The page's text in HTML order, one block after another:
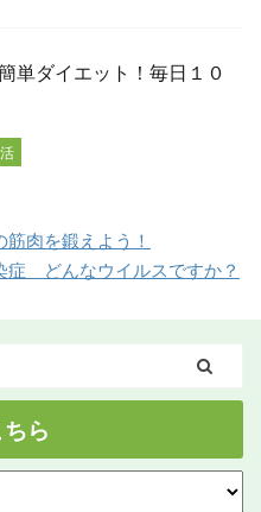
単ダイエット！毎日１０
肉を鍛えよう！
症 どんなウイルスですか？
ら